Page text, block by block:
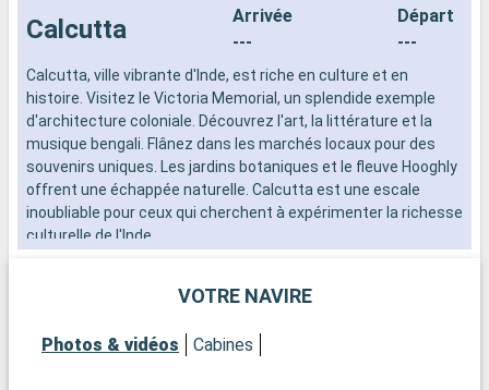
Calcutta
Arrivée
---
Départ
---
Calcutta, ville vibrante d'Inde, est riche en culture et en
histoire. Visitez le Victoria Memorial, un splendide exemple
d'architecture coloniale. Découvrez l'art, la littérature et la
musique bengali. Flânez dans les marchés locaux pour des
souvenirs uniques. Les jardins botaniques et le fleuve Hooghly
offrent une échappée naturelle. Calcutta est une escale
inoubliable pour ceux qui cherchent à expérimenter la richesse
culturelle de l'Inde.
VOTRE NAVIRE
Photos & vidéos Cabines